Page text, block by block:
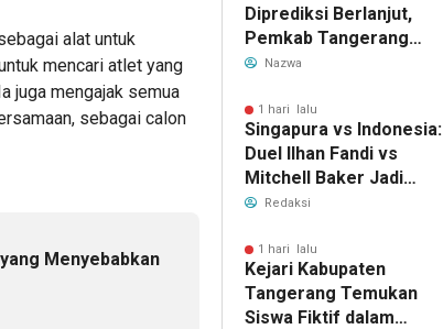
alat untuk
mencari atlet yang
juga mengajak semua
sebagai calon
Menyebabkan
Diprediksi Berlanjut,
Pemkab Tangerang
Siapkan Langkah
Bersih
Nazwa
1 hari lalu
Singapura vs Indonesia:
Duel Ilhan Fandi vs
Mitchell Baker Jadi
Sorotan di Piala AFF
Redaksi
1 hari lalu
Kejari Kabupaten
Tangerang Temukan
Siswa Fiktif dalam